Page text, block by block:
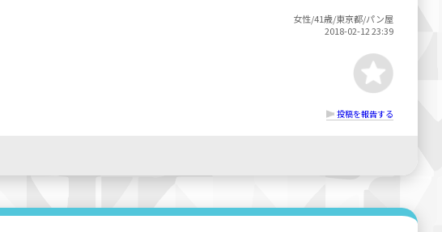
女性/41歳/東京都/パン屋
2018-02-12 23:39
投稿を報告する